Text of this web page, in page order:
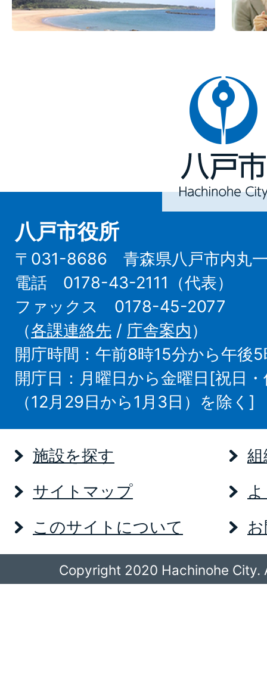
八
戸
市
Hachinohe
City
八戸市役所
〒031-8686 青森県八戸市内丸一
電話 0178-43-2111（代表）
ファックス 0178-45-2077
（各課連絡先 / 庁舎案内）
開庁時間：午前8時15分から午後5
開庁日：月曜日から金曜日[祝日
（12月29日から1月3日）を除く]
施設を探す
サイトマップ
このサイトについて
Copyright 2020 Hachinohe City.